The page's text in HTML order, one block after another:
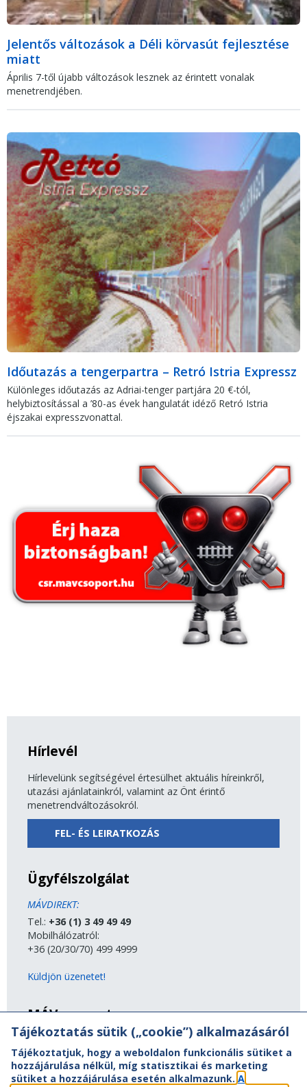
Jelentős változások a Déli körvasút fejlesztése
miatt
Április 7-től újabb változások lesznek az érintett vonalak
menetrendjében.
Időutazás a tengerpartra – Retró Istria Expressz
Különleges időutazás az Adriai-tenger partjára 20 €-tól,
helybiztosítással a ’80-as évek hangulatát idéző Retró Istria
éjszakai expresszvonattal.
Hírlevél
Hírlevelünk segítségével értesülhet aktuális híreinkről,
utazási ajánlatainkról, valamint az Önt érintő
menetrendváltozásokról.
FEL- ÉS LEIRATKOZÁS
Ügyfélszolgálat
MÁVDIREKT:
Tel.: +36 (1) 3 49 49 49
Mobilhálózatról:
+36 (20/30/70) 499 4999
Küldjön üzenetet!
MÁV-csoport
A MÁV-csoport tagjai
Jogi útmutatás
Adatvédelem
Kapcsolat
Tájékoztatás sütik („cookie”) alkalmazásáról
Tájékoztatjuk, hogy a weboldalon funkcionális sütiket a
hozzájárulása nélkül, míg statisztikai és marketing
sütiket a hozzájárulása esetén alkalmazunk. A